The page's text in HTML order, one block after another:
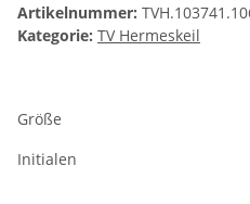
Artikelnummer:
Kategorie: TV Hermeskeil
Größe
Initialen